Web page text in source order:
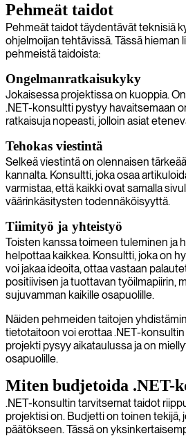
Pehmeät taidot
Pehmeät taidot täydentävät teknisiä
ohjelmoijan tehtävissä. Tässä hieman
pehmeistä taidoista:
Ongelmanratkaisukyky
Jokaisessa projektissa on kuoppia.
.NET-konsultti pystyy havaitsemaan
ratkaisuja nopeasti, jolloin asiat
Tehokas viestintä
Selkeä viestintä on olennaisen
kannalta. Konsultti, joka osaa
varmistaa, että kaikki ovat samalla
väärinkäsitysten todennäköisyyttä.
Tiimityö ja yhteistyö
Toisten kanssa toimeen tuleminen ja
helpottaa kaikkea. Konsultti, joka on
voi jakaa ideoita, ottaa vastaan
positiivisen ja tuottavan työilmapiirin,
sujuvamman kaikille osapuolille.
Näiden pehmeiden taitojen
tietotaitoon voi erottaa .NET-
projekti pysyy aikataulussa ja on
osapuolille.
Miten budjetoida .NET-
.NET-konsultin tarvitsemat taidot
projektisi on. Budjetti on toinen tekijä,
päätökseen. Tässä on